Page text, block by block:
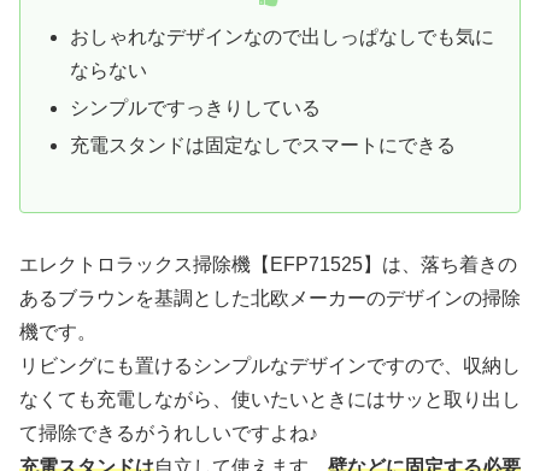
おしゃれなデザインなので出しっぱなしでも気に
ならない
シンプルですっきりしている
充電スタンドは固定なしでスマートにできる
エレクトロラックス掃除機【EFP71525】は、落ち着きの
あるブラウンを基調とした北欧メーカーのデザインの掃除
機です。
リビングにも置けるシンプルなデザインですので、収納し
なくても充電しながら、使いたいときにはサッと取り出し
て掃除できるがうれしいですよね♪
充電スタンドは自立して使えます。 壁などに固定する必要